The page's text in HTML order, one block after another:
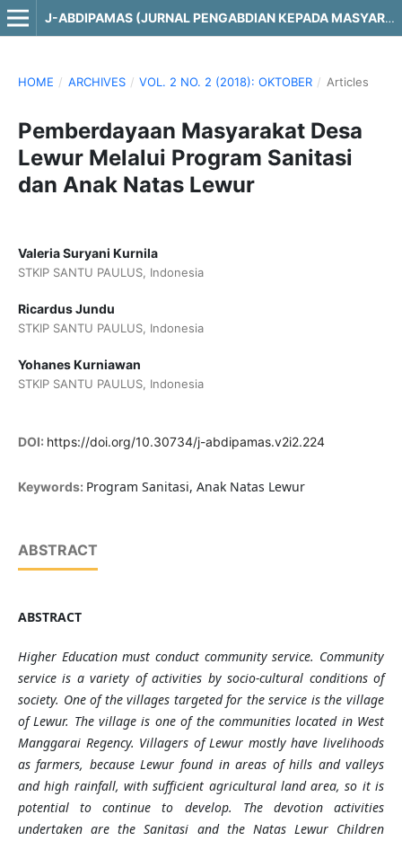
J-ABDIPAMAS (JURNAL PENGABDIAN KEPADA MASYARAKAT)
HOME / ARCHIVES / VOL. 2 NO. 2 (2018): OKTOBER / Articles
Pemberdayaan Masyarakat Desa
Lewur Melalui Program Sanitasi
dan Anak Natas Lewur
Valeria Suryani Kurnila
STKIP SANTU PAULUS, Indonesia
Ricardus Jundu
STKIP SANTU PAULUS, Indonesia
Yohanes Kurniawan
STKIP SANTU PAULUS, Indonesia
DOI: https://doi.org/10.30734/j-abdipamas.v2i2.224
Keywords: Program Sanitasi, Anak Natas Lewur
ABSTRACT
ABSTRACT
Higher Education must conduct community service. Community
service is a variety of activities by socio-cultural conditions of
society. One of the villages targeted for the service is the village
of Lewur. The village is one of the communities located in West
Manggarai Regency. Villagers of Lewur mostly have livelihoods
as farmers, because Lewur found in areas of hills and valleys
and high rainfall, with sufficient agricultural land area, so it is
potential to continue to develop. The devotion activities
undertaken are the Sanitasi and the Natas Lewur Children